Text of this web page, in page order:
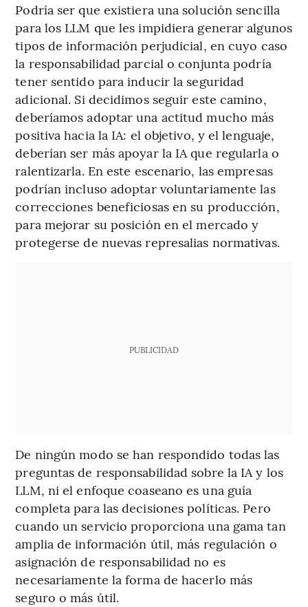
Podría ser que existiera una solución sencilla
para los LLM que les impidiera generar algunos
tipos de información perjudicial, en cuyo caso
la responsabilidad parcial o conjunta podría
tener sentido para inducir la seguridad
adicional. Si decidimos seguir este camino,
deberíamos adoptar una actitud mucho más
positiva hacia la IA: el objetivo, y el lenguaje,
deberían ser más apoyar la IA que regularla o
ralentizarla. En este escenario, las empresas
podrían incluso adoptar voluntariamente las
correcciones beneficiosas en su producción,
para mejorar su posición en el mercado y
protegerse de nuevas represalias normativas.
PUBLICIDAD
De ningún modo se han respondido todas las
preguntas de responsabilidad sobre la IA y los
LLM, ni el enfoque coaseano es una guía
completa para las decisiones políticas. Pero
cuando un servicio proporciona una gama tan
amplia de información útil, más regulación o
asignación de responsabilidad no es
necesariamente la forma de hacerlo más
seguro o más útil.